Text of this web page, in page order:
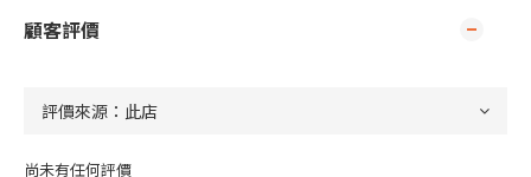
顧客評價
尚未有任何評價